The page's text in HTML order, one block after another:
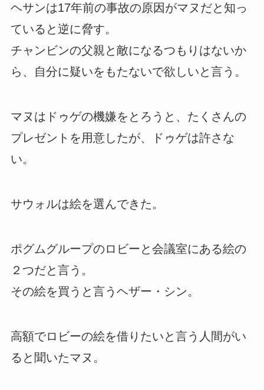
ヘサンは17年前の事故の原因がマヌだと知っ
ていると逆に脅す。
チャンビンの父親と敵になるつもりはないか
ら、自分に疑いをもたないで欲しいと言う。
マヌはドゥゲの機嫌をとろうと、たくさんの
プレゼントを用意したが、ドゥゲは許さな
い。
サウォルは絵を選んできた。
ポグムグループのロビーと会議室にある絵の
２つだと言う。
その絵を買うと言うヘザー・シン。
高額でロビーの絵を借りたいと言う人間がい
ると聞いたマヌ。